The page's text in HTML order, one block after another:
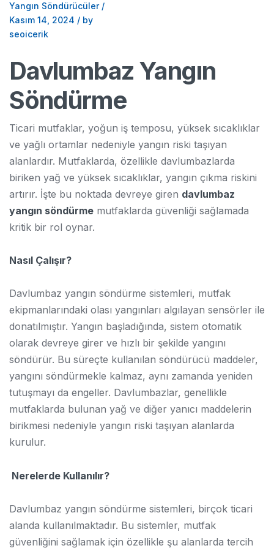
Yangın Söndürücüler /
Kasım 14, 2024 / by
seoicerik
Davlumbaz Yangın
Söndürme
Ticari mutfaklar, yoğun iş temposu, yüksek sıcaklıklar
ve yağlı ortamlar nedeniyle yangın riski taşıyan
alanlardır. Mutfaklarda, özellikle davlumbazlarda
biriken yağ ve yüksek sıcaklıklar, yangın çıkma riskini
artırır. İşte bu noktada devreye giren davlumbaz
yangın söndürme mutfaklarda güvenliği sağlamada
kritik bir rol oynar.
Nasıl Çalışır?
Davlumbaz yangın söndürme sistemleri, mutfak
ekipmanlarındaki olası yangınları algılayan sensörler ile
donatılmıştır. Yangın başladığında, sistem otomatik
olarak devreye girer ve hızlı bir şekilde yangını
söndürür. Bu süreçte kullanılan söndürücü maddeler,
yangını söndürmekle kalmaz, aynı zamanda yeniden
tutuşmayı da engeller. Davlumbazlar, genellikle
mutfaklarda bulunan yağ ve diğer yanıcı maddelerin
birikmesi nedeniyle yangın riski taşıyan alanlarda
kurulur.
Nerelerde Kullanılır?
Davlumbaz yangın söndürme sistemleri, birçok ticari
alanda kullanılmaktadır. Bu sistemler, mutfak
güvenliğini sağlamak için özellikle şu alanlarda tercih